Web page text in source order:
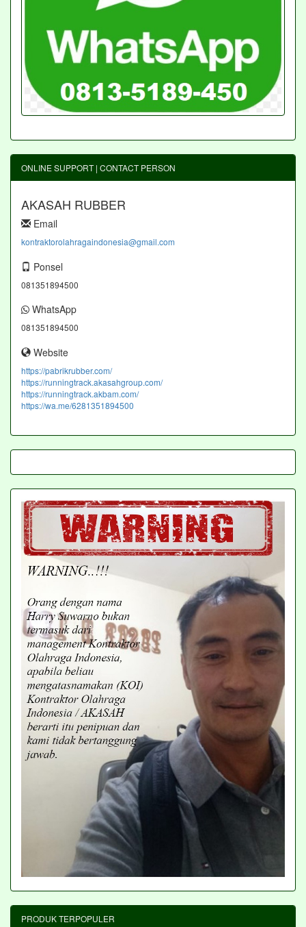
ONLINE SUPPORT | CONTACT PERSON
AKASAH RUBBER
Email
kontraktorolahragaindonesia@gmail.com
Ponsel
081351894500
WhatsApp
081351894500
Website
https://pabrikrubber.com/
https://runningtrack.akasahgroup.com/
https://runningtrack.akbam.com/
https://wa.me/6281351894500
PRODUK TERPOPULER